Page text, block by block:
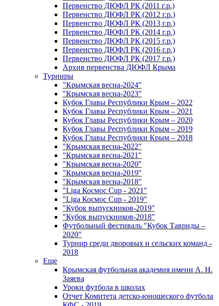
Первенство ДЮФЛ РК (2011 г.р.)
Первенство ДЮФЛ РК (2012 г.р.)
Первенство ДЮФЛ РК (2013 г.р.)
Первенство ДЮФЛ РК (2014 г.р.)
Первенство ДЮФЛ РК (2015 г.р.)
Первенство ДЮФЛ РК (2016 г.р.)
Первенство ДЮФЛ РК (2017 г.р.)
Архив первенства ДЮФЛ Крыма
Турниры
"Крымская весна-2024"
"Крымская весна-2023"
Кубок Главы Республики Крым – 2022
Кубок Главы Республики Крым – 2021
Кубок Главы Республики Крым – 2020
Кубок Главы Республики Крым – 2019
Кубок Главы Республики Крым – 2018
"Крымская весна-2022"
"Крымская весна-2021"
"Крымская весна-2020"
"Крымская весна-2019"
"Крымская весна-2018"
"Liga Космос Cup - 2021"
"Liga Космос Cup - 2019"
"Кубок выпускников-2019"
"Кубок выпускников-2018"
Футбольный фестиваль "Кубок Тавриды –
2020"
Турнир среди дворовых и сельских команд -
2018
Еще
Крымская футбольная академия имени А. Н.
Заяева
Уроки футбола в школах
Отчет Комитета детско-юношеского футбола